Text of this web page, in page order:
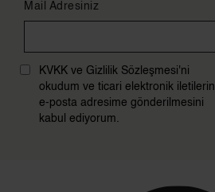
Mail Adresiniz
KVKK ve Gizlilik Sözleşmesi'ni
okudum ve ticari elektronik iletilerin
e-posta adresime gönderilmesini
kabul ediyorum.